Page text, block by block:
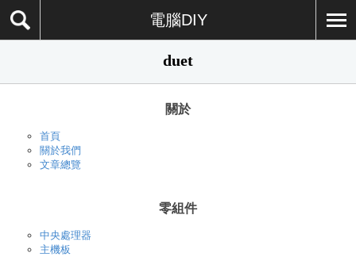
電腦DIY
duet
關於
首頁
關於我們
文章總覽
零組件
中央處理器
主機板